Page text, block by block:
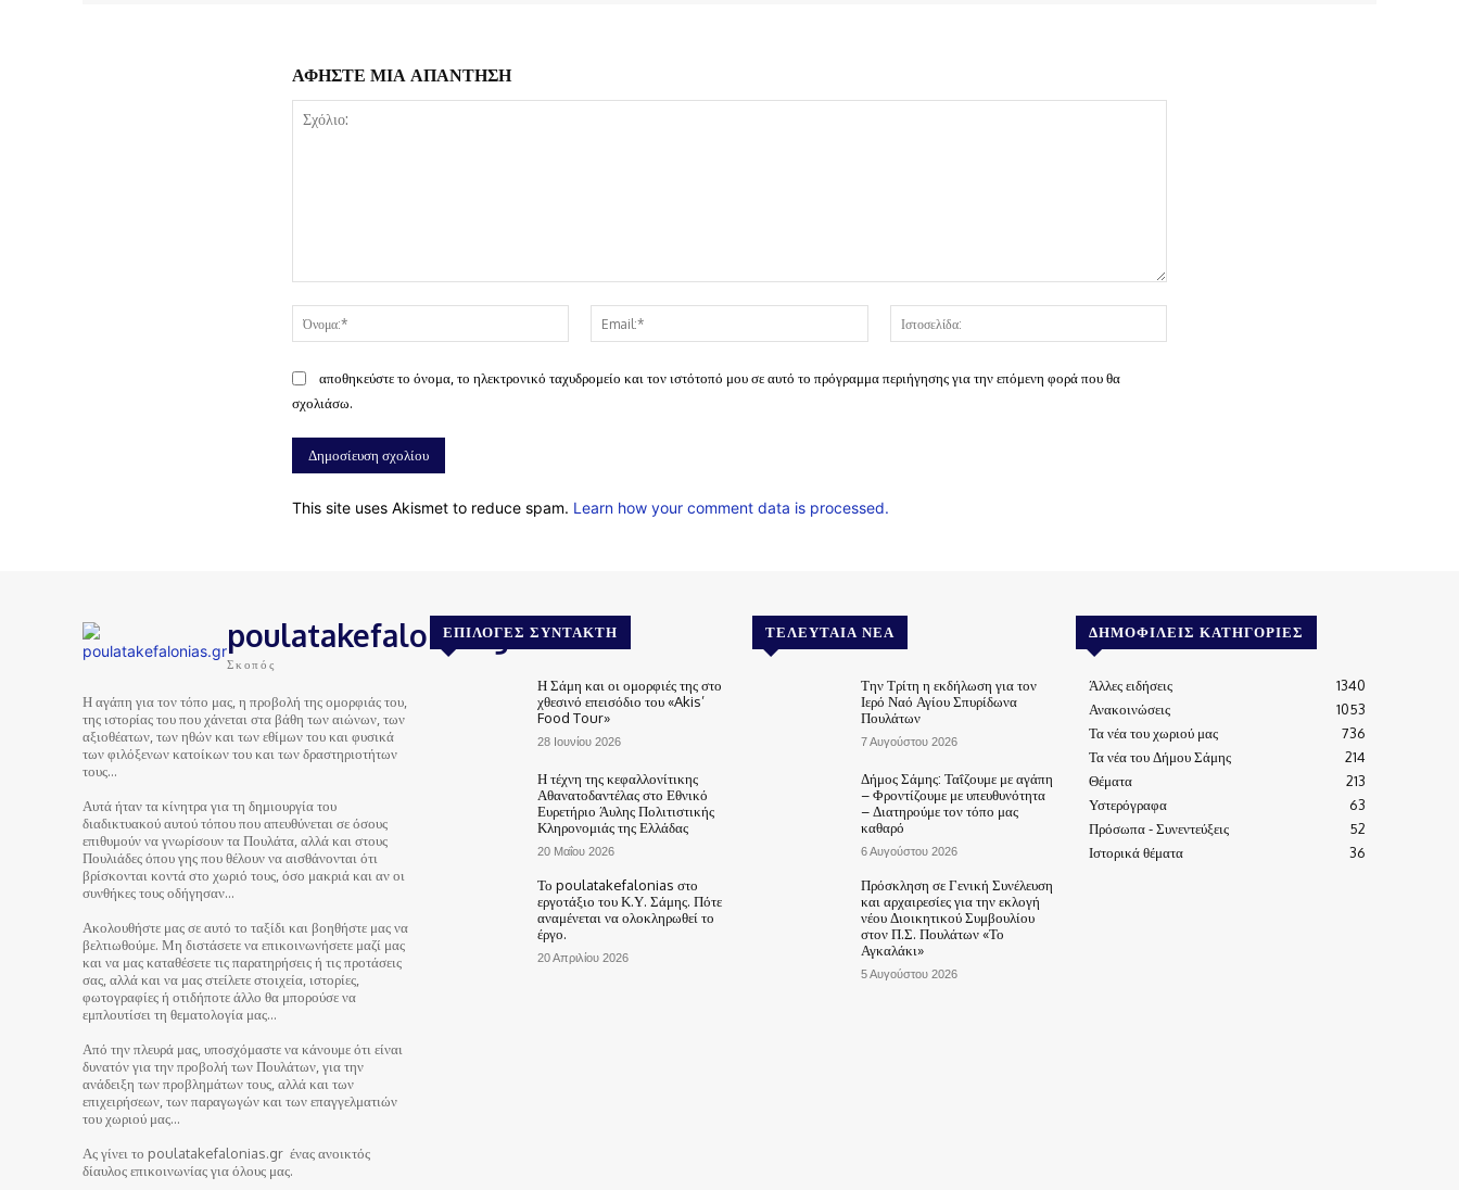
ΑΦΗΣΤΕ ΜΙΑ ΑΠΑΝΤΗΣΗ
Όνομα:*
Email:*
αποθηκεύστε το όνομα, το ηλεκτρονικό ταχυδρομείο και τον ιστότοπό μου σε αυτό το πρόγραμμα περιήγησης για την επόμενη φορά που θα
σχολιάσω.
This site uses Akismet to reduce spam. Learn how your comment data is processed.
poulatakefalonias.gr
Σκοπός
Η αγάπη για τον τόπο μας, η προβολή της ομορφιάς του,
της ιστορίας του που χάνεται στα βάθη των αιώνων, των
αξιοθέατων, των ηθών και των εθίμων του και φυσικά
των φιλόξενων κατοίκων του και των δραστηριοτήτων
τους…
Αυτά ήταν τα κίνητρα για τη δημιουργία του
διαδικτυακού αυτού τόπου που απευθύνεται σε όσους
επιθυμούν να γνωρίσουν τα Πουλάτα, αλλά και στους
Πουλιάδες όπου γης που θέλουν να αισθάνονται ότι
βρίσκονται κοντά στο χωριό τους, όσο μακριά και αν οι
συνθήκες τους οδήγησαν…
Ακολουθήστε μας σε αυτό το ταξίδι και βοηθήστε μας να
βελτιωθούμε. Μη διστάσετε να επικοινωνήσετε μαζί μας
και να μας καταθέσετε τις παρατηρήσεις ή τις προτάσεις
σας, αλλά και να μας στείλετε στοιχεία, ιστορίες,
φωτογραφίες ή οτιδήποτε άλλο θα μπορούσε να
εμπλουτίσει τη θεματολογία μας…
Από την πλευρά μας, υποσχόμαστε να κάνουμε ότι είναι
δυνατόν για την προβολή των Πουλάτων, για την
ανάδειξη των προβλημάτων τους, αλλά και των
επιχειρήσεων, των παραγωγών και των επαγγελματιών
του χωριού μας…
Ας γίνει το poulatakefalonias.gr ένας ανοικτός
δίαυλος επικοινωνίας για όλους μας.
ΕΠΙΛΟΓΈΣ ΣΥΝΤΆΚΤΗ
Η Σάμη και οι ομορφιές της στο
χθεσινό επεισόδιο του «Akis’
Food Tour»
28 Ιουνίου 2026
Η τέχνη της κεφαλλονίτικης
Αθανατοδαντέλας στο Εθνικό
Ευρετήριο Άυλης Πολιτιστικής
Κληρονομιάς της Ελλάδας
20 Μαΐου 2026
Το poulatakefalonias στο
εργοτάξιο του Κ.Υ. Σάμης. Πότε
αναμένεται να ολοκληρωθεί το
έργο.
20 Απριλίου 2026
ΤΕΛΕΥΤΑΊΑ ΝΈΑ
Την Τρίτη η εκδήλωση για τον
Ιερό Ναό Αγίου Σπυρίδωνα
Πουλάτων
7 Αυγούστου 2026
Δήμος Σάμης: Ταΐζουμε με αγάπη
– Φροντίζουμε με υπευθυνότητα
– Διατηρούμε τον τόπο μας
καθαρό
6 Αυγούστου 2026
Πρόσκληση σε Γενική Συνέλευση
και αρχαιρεσίες για την εκλογή
νέου Διοικητικού Συμβουλίου
στον Π.Σ. Πουλάτων «Το
Αγκαλάκι»
5 Αυγούστου 2026
ΔΗΜΟΦΙΛΕΊΣ ΚΑΤΗΓΟΡΊΕΣ
Άλλες ειδήσεις
1340
Ανακοινώσεις
1053
Τα νέα του χωριού μας
736
Τα νέα του Δήμου Σάμης
214
Θέματα
213
Υστερόγραφα
63
Πρόσωπα - Συνεντεύξεις
52
Ιστορικά θέματα
36